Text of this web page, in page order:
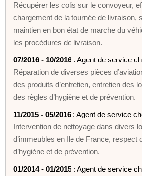
Récupérer les colis sur le convoyeur,
chargement de la tournée de livraison,
maintien en bon état de marche du
les procédures de livraison.
07/2016 - 10/2016 : Agent de service
Réparation de diverses pièces
des produits d’entretien, entretien des
des règles d’hygiène et de prévention.
11/2015 - 05/2016 : Agent de service
Intervention de nettoyage dans divers
d’immeubles en Ile de France, respect
d’hygiène et de prévention.
01/2014 - 01/2015 : Agent de service